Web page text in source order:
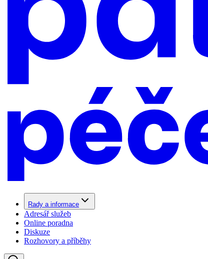
Rady a informace
Adresář služeb
Online poradna
Diskuze
Rozhovory a příběhy